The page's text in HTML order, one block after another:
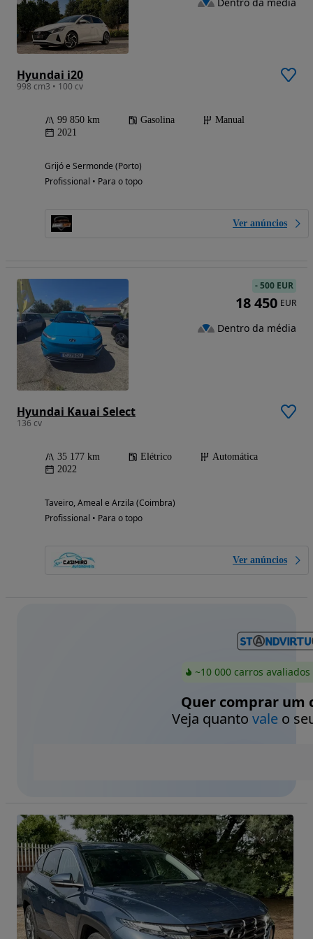
Hyundai i20
998 cm3 • 100 cv
99 850 km Gasolina
Manual
2021
Grijó e Sermonde (Porto)
Profissional • Para o topo
Ver anúncios
Hyundai Kauai Select
136 cv
35 177 km Elétrico
Automática
2022
Taveiro, Ameal e Arzila (Coimbra)
Profissional • Para o topo
Ver anúncios
-500 EUR
18 450 EUR
Dentro da média
~10 000 carros
Quer comprar um
Veja quanto valeo